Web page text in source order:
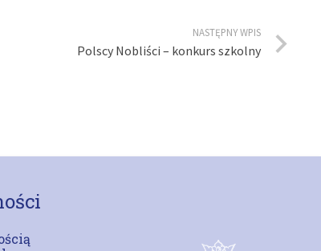
NASTĘPNY WPIS
Polscy Nobliści – konkurs szkolny